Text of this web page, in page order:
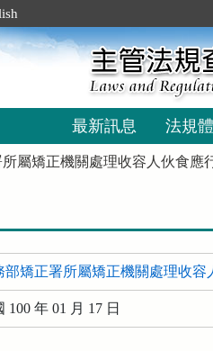
最新訊息 法規
屬矯正機關處理收容人伙食應
部矯正署所屬矯正機關處理收容
100 年 01 月 17 日